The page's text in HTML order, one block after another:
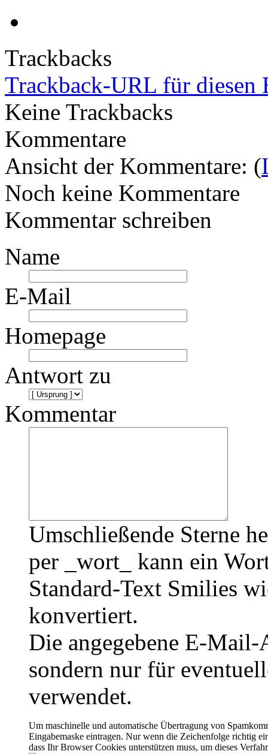
Trackbacks
Trackback-URL für diesen
Keine Trackbacks
Kommentare
Ansicht der Kommentare: (
Noch keine Kommentare
Kommentar schreiben
Name
E-Mail
Homepage
Antwort zu
Kommentar
Umschließende Sterne
per _wort_ kann ein
Standard-Text Smilies
konvertiert.
Die angegebene E-
sondern nur für
verwendet.
Um maschinelle und automatische Übertragung von
Eingabemaske eintragen. Nur wenn die Zeichenfolge richtig
dass Ihr Browser Cookies unterstützen muss, um dieses